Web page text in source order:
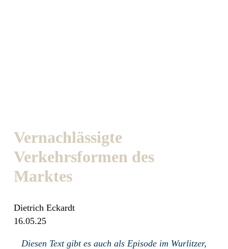
Vernachlässigte
Verkehrsformen des
Marktes
Dietrich Eckardt
16.05.25
Diesen Text gibt es auch als Episode im Wurlitzer,